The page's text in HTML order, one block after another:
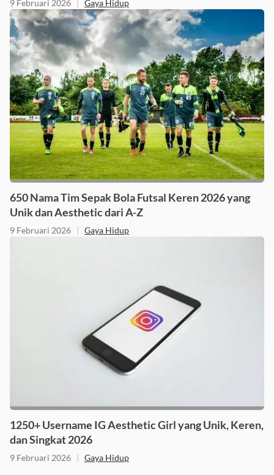
9 Februari 2026 | Gaya Hidup
650 Nama Tim Sepak Bola Futsal Keren 2026 yang
Unik dan Aesthetic dari A-Z
9 Februari 2026 | Gaya Hidup
1250+ Username IG Aesthetic Girl yang Unik, Keren,
dan Singkat 2026
9 Februari 2026 | Gaya Hidup